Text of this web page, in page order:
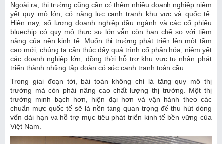
Ngoài ra, thị trường cũng cần có thêm nhiều doanh nghiệp niêm
yết quy mô lớn, có năng lực cạnh tranh khu vực và quốc tế.
Hiện nay, số lượng doanh nghiệp đầu ngành và các cổ phiếu
bluechip có quy mô thực sự lớn vẫn còn hạn chế so với tiềm
năng của nền kinh tế. Muốn thị trường phát triển lên một tầm
cao mới, chúng ta cần thúc đẩy quá trình cổ phần hóa, niêm yết
các doanh nghiệp lớn, đồng thời hỗ trợ khu vực tư nhân phát
triển thành những tập đoàn có sức cạnh tranh toàn cầu.
Trong giai đoạn tới, bài toán không chỉ là tăng quy mô thị
trường mà còn phải nâng cao chất lượng thị trường. Một thị
trường minh bạch hơn, hiện đại hơn và vận hành theo các
chuẩn mực quốc tế sẽ là nền tảng quan trọng để thu hút dòng
vốn dài hạn và hỗ trợ mục tiêu phát triển kinh tế bền vững của
Việt Nam.